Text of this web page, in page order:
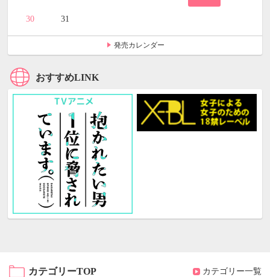
30 31
発売カレンダー
おすすめLINK
カテゴリーTOP カテゴリー一覧